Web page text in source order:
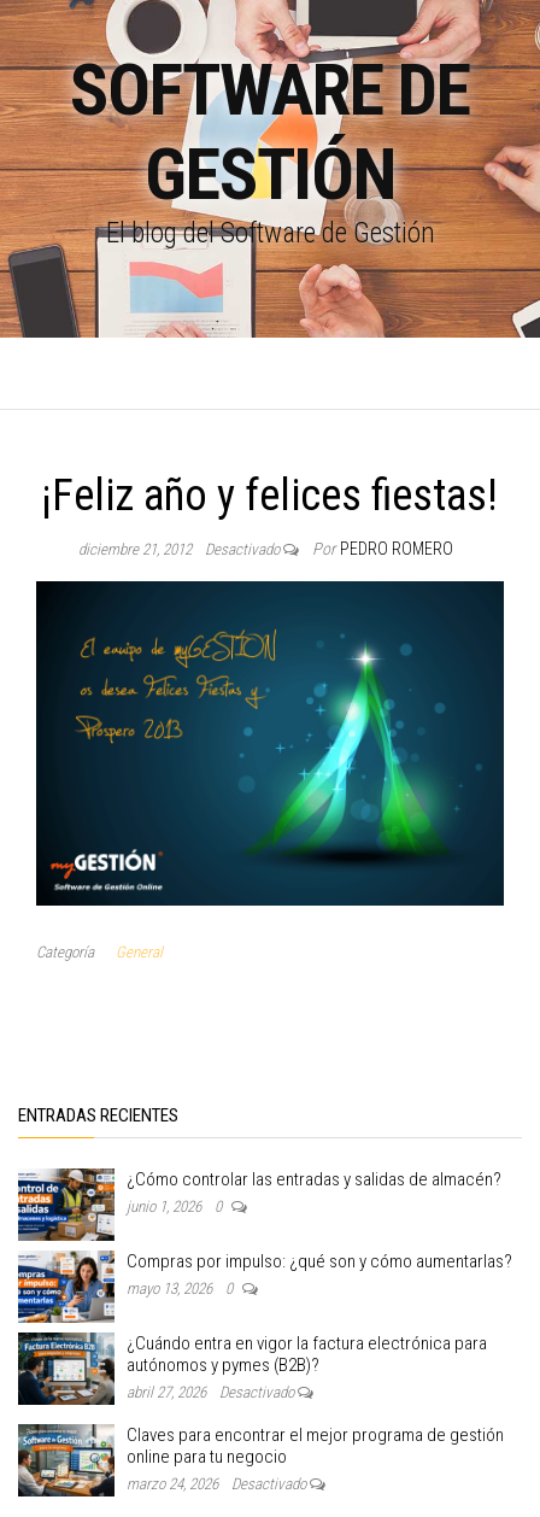
SOFTWARE DE
GESTIÓN
El blog del Software de Gestión
¡Feliz año y felices fiestas!
diciembre 21, 2012 Desactivado Por PEDRO ROMERO
Categoría General
ENTRADAS RECIENTES
¿Cómo controlar las entradas y salidas de almacén?
junio 1, 2026 0
Compras por impulso: ¿qué son y cómo aumentarlas?
mayo 13, 2026 0
¿Cuándo entra en vigor la factura electrónica para
autónomos y pymes (B2B)?
abril 27, 2026 Desactivado
Claves para encontrar el mejor programa de gestión
online para tu negocio
marzo 24, 2026 Desactivado